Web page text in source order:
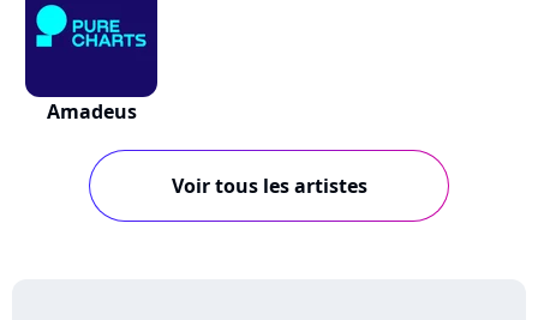
Amadeus
Voir tous les artistes